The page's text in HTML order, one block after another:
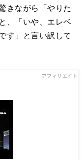
きながら「やりた
、「いや、エレベ
す」と言い訳して